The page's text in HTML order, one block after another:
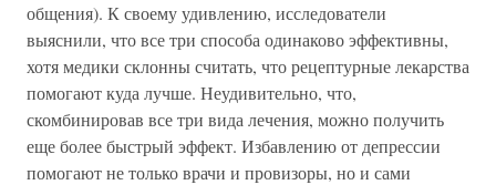
общения). К своему удивлению, исследователи
выяснили, что все три способа одинаково эффективны,
хотя медики склонны считать, что рецептурные лекарства
помогают куда лучше. Неудивительно, что,
скомбинировав все три вида лечения, можно получить
еще более быстрый эффект. Избавлению от депрессии
помогают не только врачи и провизоры, но и сами